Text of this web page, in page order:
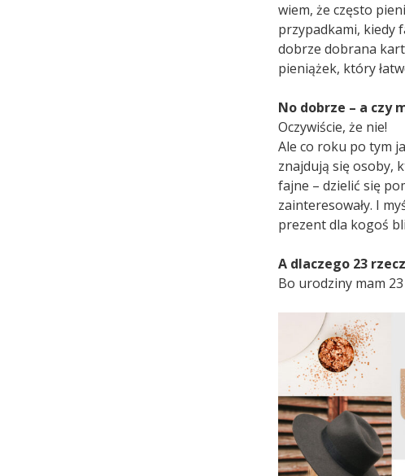
wiem, że często
przypadkami, kiedy
dobrze dobrana
pieniążek, który
No dobrze – a czy
Oczywiście, że nie!
Ale co roku po tym
znajdują się osoby,
fajne – dzielić się
zainteresowały. I
prezent dla kogoś
A dlaczego 23
Bo urodziny mam